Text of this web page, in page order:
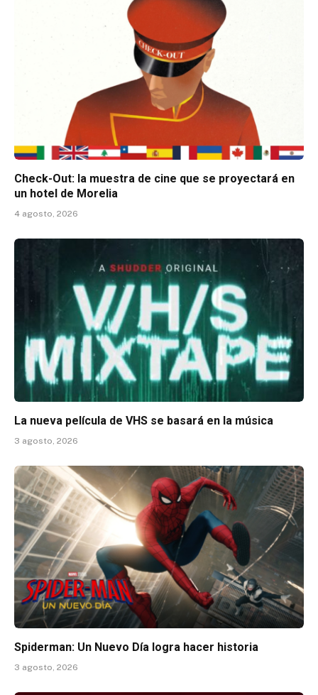
Check-Out: la muestra de cine que se proyectará en
un hotel de Morelia
4 agosto, 2026
La nueva película de VHS se basará en la música
3 agosto, 2026
Spiderman: Un Nuevo Día logra hacer historia
3 agosto, 2026